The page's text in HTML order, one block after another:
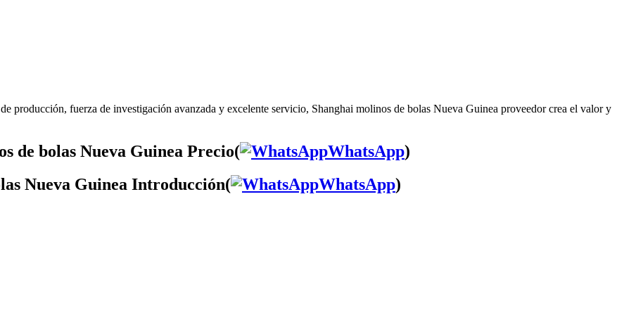
producción, fuerza de investigación avanzada y excelente servicio, Shanghai molinos de bolas Nueva Guinea proveedor crea el valor y
de bolas Nueva Guinea Precio( WhatsApp)
Nueva Guinea Introducción(
WhatsApp)